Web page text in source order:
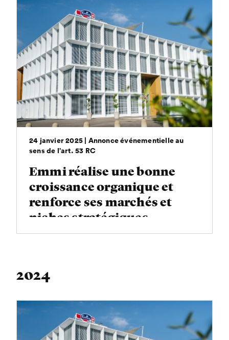
24 janvier 2025 | Annonce événementielle au
sens de l’art. 53 RC
Emmi réalise une bonne
croissance organique et
renforce ses marchés et
niches stratégiques
2024